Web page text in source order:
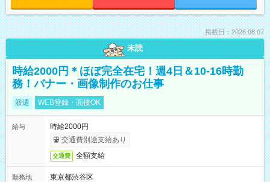
掲載日：2026.08.07
未読
時給2000円＊ほぼ完全在宅！週4日＆10-16時勤
務！バナー・画像制作のお仕事
派遣 WEB登録・面接OK
給与
時給2000円
交通費別途支給あり
交通費 全額支給
勤務地
東京都渋谷区